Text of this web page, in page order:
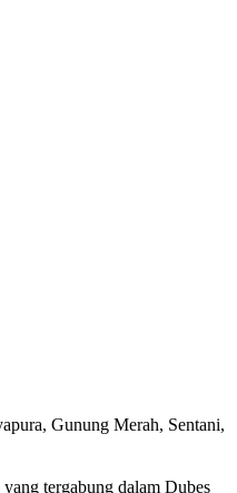
Gunung Merah, Sentani,
tergabung dalam Dubes